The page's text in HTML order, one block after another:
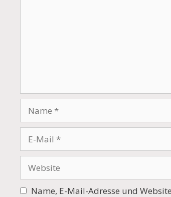
Mail
Name, E-Mail-Adresse und